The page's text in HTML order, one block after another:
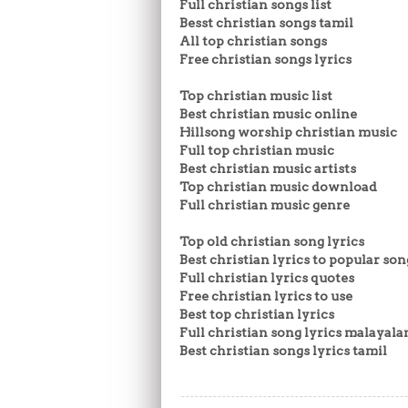
Full christian songs list
Besst christian songs tamil
All top christian songs
Free christian songs lyrics
Top christian music list
Best christian music online
Hillsong worship christian music
Full top christian music
Best christian music artists
Top christian music download
Full christian music genre
Top old christian song lyrics
Best christian lyrics to popular
Full christian lyrics quotes
Free christian lyrics to use
Best top christian lyrics
Full christian song lyrics
Best christian songs lyrics tamil